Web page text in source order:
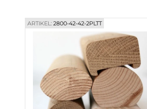
Kontakter
ARTIKEL:2800-42-42-2PLTT